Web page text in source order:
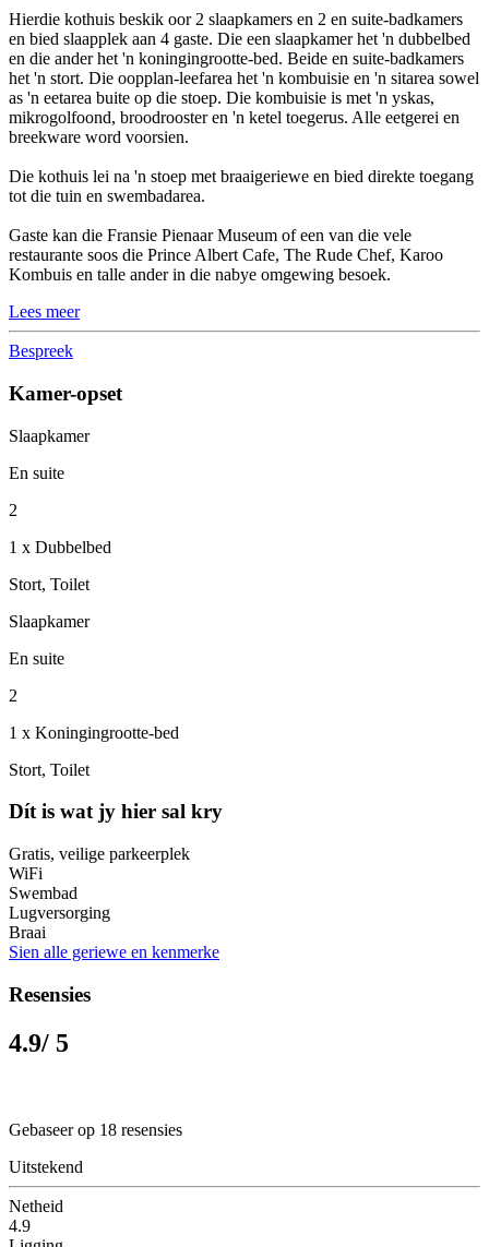
Hierdie kothuis beskik oor 2 slaapkamers en 2 en suite-badkamers
en bied slaapplek aan 4 gaste. Die een slaapkamer het 'n dubbelbed
en die ander het 'n koningingrootte-bed. Beide en suite-badkamers
het 'n stort. Die oopplan-leefarea het 'n kombuisie en 'n sitarea sowel
as 'n eetarea buite op die stoep. Die kombuisie is met 'n yskas,
mikrogolfoond, broodrooster en 'n ketel toegerus. Alle eetgerei en
breekware word voorsien.
Die kothuis lei na 'n stoep met braaigeriewe en bied direkte toegang
tot die tuin en swembadarea.
Gaste kan die Fransie Pienaar Museum of een van die vele
restaurante soos die Prince Albert Cafe, The Rude Chef, Karoo
Kombuis en talle ander in die nabye omgewing besoek.
Lees meer
Bespreek
Kamer-opset
Slaapkamer
En suite
2
1 x Dubbelbed
Stort, Toilet
Slaapkamer
En suite
2
1 x Koningingrootte-bed
Stort, Toilet
Dít is wat jy hier sal kry
Gratis, veilige parkeerplek
WiFi
Swembad
Lugversorging
Braai
Sien alle geriewe en kenmerke
Resensies
4.9/ 5
Gebaseer op 18 resensies
Uitstekend
Netheid
4.9